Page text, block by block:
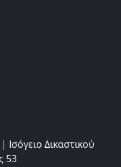
Δικαστικού
53